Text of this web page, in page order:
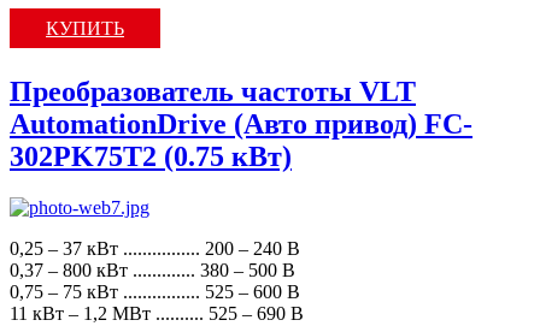
КУПИТЬ
Преобразователь частоты VLT
AutomationDrive (Авто привод) FC-
302PK75T2 (0.75 кВт)
0,25 – 37 кВт ................ 200 – 240 В
0,37 – 800 кВт ............. 380 – 500 В
0,75 – 75 кВт ................ 525 – 600 В
11 кВт – 1,2 МВт .......... 525 – 690 В